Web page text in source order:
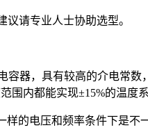
请专业人士协助选型。
，具有较高的介电常数
内都能实现±15%的温度
电压和频率条件下是不一